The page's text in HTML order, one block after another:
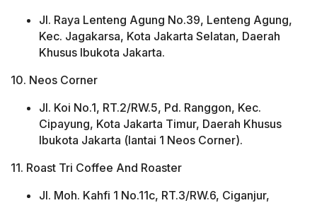
Jl. Raya Lenteng Agung No.39, Lenteng Agung,
Kec. Jagakarsa, Kota Jakarta Selatan, Daerah
Khusus Ibukota Jakarta.
10. Neos Corner
Jl. Koi No.1, RT.2/RW.5, Pd. Ranggon, Kec.
Cipayung, Kota Jakarta Timur, Daerah Khusus
Ibukota Jakarta (lantai 1 Neos Corner).
11. Roast Tri Coffee And Roaster
Jl. Moh. Kahfi 1 No.11c, RT.3/RW.6, Ciganjur,